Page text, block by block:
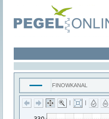
FINOWKANAL
| |